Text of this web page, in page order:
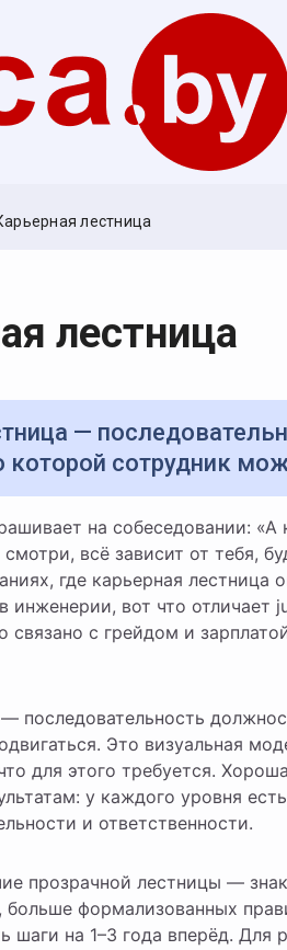
лестница
лестница
которой сотрудник
всё зависит от тебя,
где карьерная лестница
инженерии, вот что отличает
связано с грейдом и
последовательность
Это визуальная
для этого требуется.
у каждого уровня
и ответственности.
прозрачной лестницы —
формализованных
шаги на 1–3 года вперёд. Для